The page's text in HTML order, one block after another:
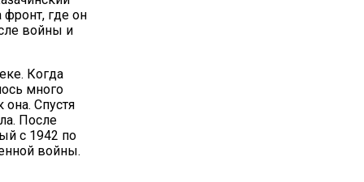
фронт, где он
войны и
Когда
много
Спустя
После
с 1942 по
войны.